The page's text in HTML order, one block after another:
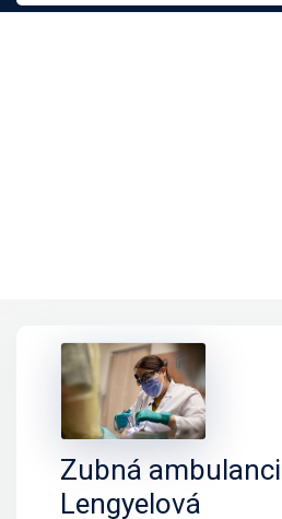
Zubná
Lengyelová